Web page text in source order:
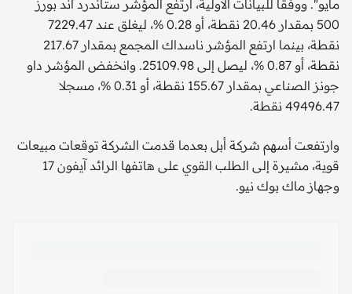
مايو". ووفقا للبيانات الأولية، ارتفع المؤشر ستاندرد آند بورز
500 بمقدار 20.46 نقطة، أو 0.28 %، ليغلق عند 7229.47
نقطة، بينما ارتفع المؤشر ناسداك المجمع بمقدار 217.67
نقطة، أو 0.87 %، ليصل إلى 25109.98. وانخفض المؤشر داو
جونز الصناعي بمقدار 155.67 نقطة، أو 0.31 %، مسجلا
49496.47 نقطة.
وارتفعت أسهم شركة أبل بعدما قدمت الشركة توقعات مبيعات
قوية، مشيرة إلى الطلب القوي على هاتفها الرائد آيفون 17
وجهاز ماك بوك نيو.